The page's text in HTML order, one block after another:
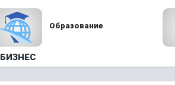
Образование
БИЗНЕС